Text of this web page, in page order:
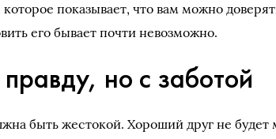
которое показывает, что вам можно
его бывает почти невозможно.
правду, но с заботой
быть жестокой. Хороший друг не будет